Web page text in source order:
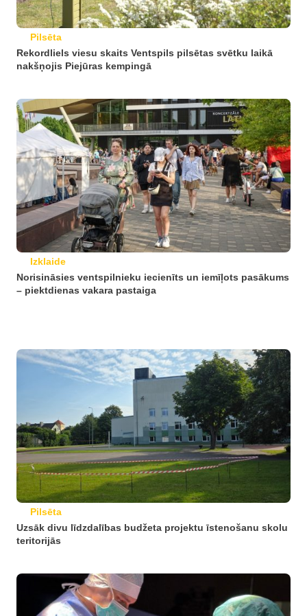
Pilsēta
Rekordliels viesu skaits Ventspils pilsētas svētku laikā
nakšņojis Piejūras kempingā
Izklaide
Norisināsies ventspilnieku iecienīts un iemīļots pasākums
– piektdienas vakara pastaiga
Pilsēta
Uzsāk divu līdzdalības budžeta projektu īstenošanu skolu
teritorijās